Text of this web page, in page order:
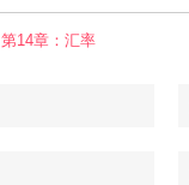
第14章：汇率